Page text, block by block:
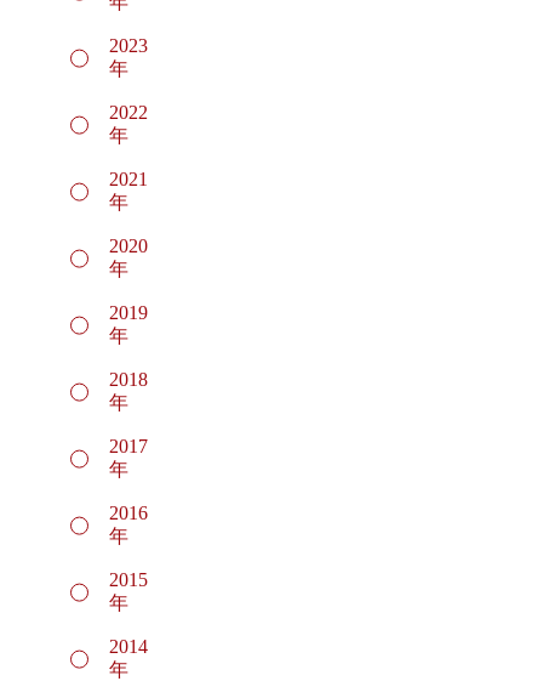
2023
年
2022
年
2021
年
2020
年
2019
年
2018
年
2017
年
2016
年
2015
年
2014
年